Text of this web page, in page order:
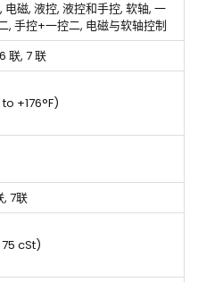
磁, 液控, 液控和手控, 软轴, 一
, 手控+一控二, 电磁与软轴控制
联, 7 联
+176°F)
, 7联
cSt)